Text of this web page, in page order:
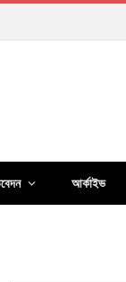
আর্কাইভ